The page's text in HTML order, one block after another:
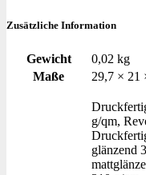
Zusätzliche Information
Gewicht
0,02 kg
Maße
29,7 × 21
g/qm,
glänzend